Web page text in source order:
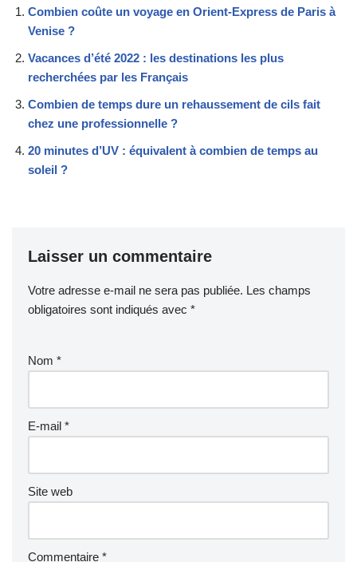
Combien coûte un voyage en Orient-Express de Paris à
Venise ?
Vacances d’été 2022 : les destinations les plus
recherchées par les Français
Combien de temps dure un rehaussement de cils fait
chez une professionnelle ?
20 minutes d’UV : équivalent à combien de temps au
soleil ?
Laisser un commentaire
Votre adresse e-mail ne sera pas publiée. Les champs
obligatoires sont indiqués avec *
Nom *
E-mail *
Site web
Commentaire *